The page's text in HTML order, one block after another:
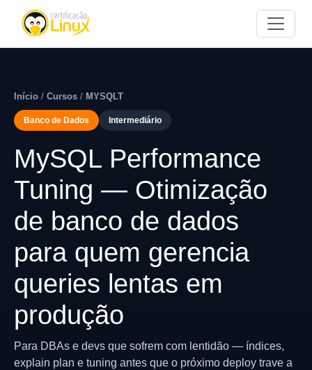
Início / Cursos / MYSQLT
Banco de Dados Intermediário
MySQL Performance
Tuning — Otimização
de banco de dados
para quem gerencia
queries lentas em
produção
Para DBAs e devs que sofrem com lentidão — índices,
explain plan e tuning antes que o próximo deploy trave a